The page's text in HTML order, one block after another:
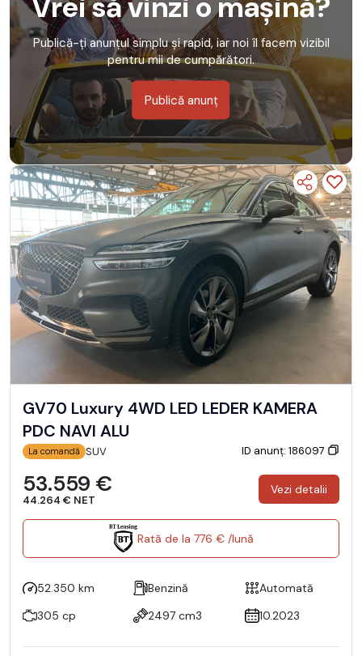
Publică-ți anunțul simplu și rapid, iar noi îl facem vizibil
pentru mii de cumpărători.
Publică anunț
GV70 Luxury 4WD LED LEDER KAMERA
PDC NAVI ALU
La comandă SUV ID anunț: 186097
53.559 €
44.264 € NET
Vezi detalii
Rată de la 776 € /lună
52.350 km Benzină
Automată
305 cp
2497 cm3 10.2023